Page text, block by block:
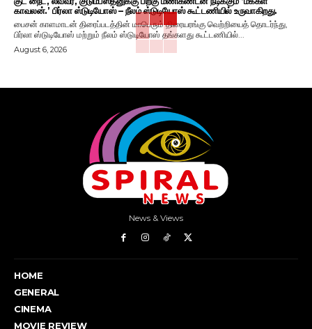
காவலன்.’ பிர்லா ஸ்டுடியோஸ் – நீலம் ஸ்டுடியோஸ் கூட்டணியில் உருவாகிறது.
பைசன் காளமாடன் திரைப்படத்தின் மாபெரும் திரையரங்கு வெற்றியைத் தொடர்ந்து,
பிர்லா ஸ்டுடியோஸ் மற்றும் நீலம் ஸ்டுடியோஸ் தங்களது கூட்டணியில்...
August 6, 2026
News & Views
HOME
GENERAL
CINEMA
MOVIE REVIEW